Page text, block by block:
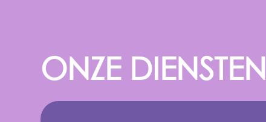
ONZE DIENSTEN